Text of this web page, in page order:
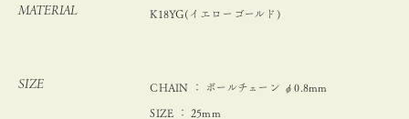
MATERIAL K18YG(イエローゴールド)
SIZE CHAIN ： ボールチェーン φ0.8mm
SIZE ： 25mm